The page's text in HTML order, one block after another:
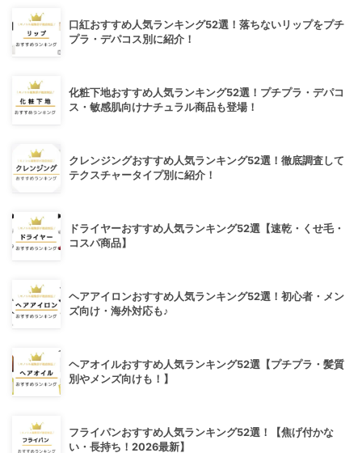
口紅おすすめ人気ランキング52選！落ちないリップをプチ
プラ・デパコス別に紹介！
化粧下地おすすめ人気ランキング52選！プチプラ・デパコ
ス・敏感肌向けナチュラル商品も登場！
クレンジングおすすめ人気ランキング52選！徹底調査して
テクスチャータイプ別に紹介！
ドライヤーおすすめ人気ランキング52選【速乾・くせ毛・
コスパ商品】
ヘアアイロンおすすめ人気ランキング52選！初心者・メン
ズ向け・海外対応も♪
ヘアオイルおすすめ人気ランキング52選【プチプラ・髪質
別やメンズ向けも！】
フライパンおすすめ人気ランキング52選！【焦げ付かな
い・長持ち！2026最新】